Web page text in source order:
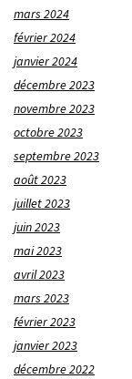
mars 2024
février 2024
janvier 2024
décembre 2023
novembre 2023
octobre 2023
septembre 2023
août 2023
juillet 2023
juin 2023
mai 2023
avril 2023
mars 2023
février 2023
janvier 2023
décembre 2022